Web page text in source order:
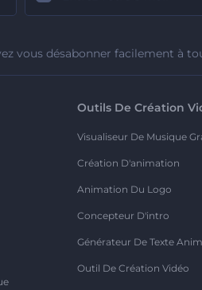
vous désabonner facilement à
Outils De Création
Visualiseur De Musique
Création D'animation
Animation Du Logo
Concepteur D'intro
Générateur De Texte
Outil De Création Vidéo